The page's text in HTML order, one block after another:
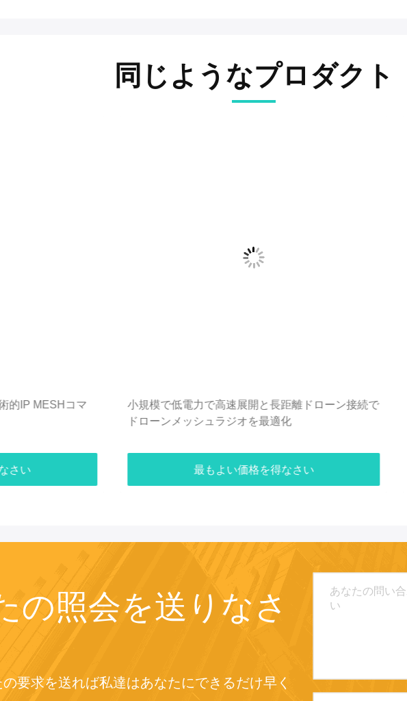
同じようなプロダクト
離ドローン接続で
さい
COFDM送信機 車載メッシュネットワーク無線機、
2Uラックマウント、中央ゲートウェイ不要の無線
最もよい価格を得なさい
の照会を送りなさ
要求を送れば私達はあなたにできるだけ早く